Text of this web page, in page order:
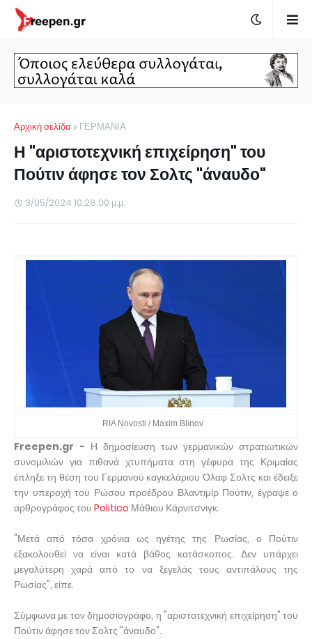
Αρχική σελίδα ΓΕΡΜΑΝΙΑ
Η "αριστοτεχνική επιχείρηση" του
Πούτιν άφησε τον Σολτς "άναυδο"
3/05/2024 10:28:00 μ.μ.
RIA Novosti / Maxim Blinov
Freepen.gr - Η δημοσίευση των γερμανικών στρατιωτικών
συνομιλιών για πιθανά χτυπήματα στη γέφυρα της Κριμαίας
έπληξε τη θέση του Γερμανού καγκελάριου Όλαφ Σολτς και έδειξε
την υπεροχή του Ρώσου προέδρου Βλαντιμίρ Πούτιν, έγραψε ο
αρθρογράφος του Politico Μάθιου Κάρνιτσνιγκ.
"Μετά από τόσα χρόνια ως ηγέτης της Ρωσίας, ο Πούτιν
εξακολουθεί να είναι κατά βάθος κατάσκοπος. Δεν υπάρχει
μεγαλύτερη χαρά από το να ξεγελάς τους αντιπάλους της
Ρωσίας", είπε.
Σύμφωνα με τον δημοσιογράφο, η "αριστοτεχνική επιχείρηση" του
Πούτιν άφησε τον Σολτς "άναυδο".